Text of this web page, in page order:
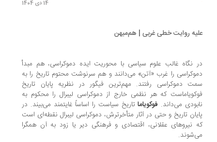
روایت خطی غربی | هم‌میهن
نگاه غالب علوم سیاسی با محوریت ایده دموکراسی، هم مبدأ
را غرب «آتن» می‌دانند و هم سرنوشت محتوم تاریخ را به
دموکراسی رفتند. مهم‌ترین فیگور در نظریه پایان تاریخ
که هر نظمی خارج از دموکراسی لیبرال را محکوم به
می‌داند.فوکویاماتاریخ سیاست را اساساً غایتمند می‌بیند. در
تاریخ و حتی در آثار متأخرترش، دموکراسی لیبرال نقطه‌ای است
نیروهای عقلانی، اقتصادی و فرهنگی دیر یا زود به آن همگرا